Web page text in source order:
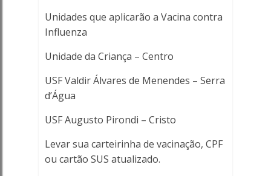
Unidades que aplicarão a Vacina contra
Influenza
Unidade da Criança – Centro
USF Valdir Álvares de Menendes – Serra
d’Água
USF Augusto Pirondi – Cristo
Levar sua carteirinha de vacinação, CPF
ou cartão SUS atualizado.